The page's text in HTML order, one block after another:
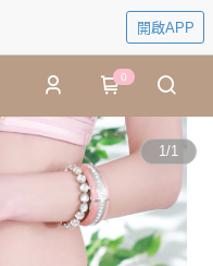
開啟APP
0
1/1